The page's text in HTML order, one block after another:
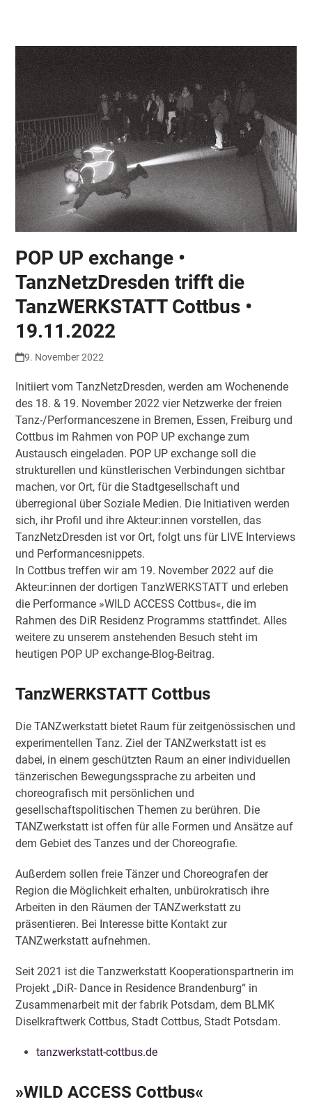
menu
menu
POP UP exchange •
TanzNetzDresden trifft die
TanzWERKSTATT Cottbus •
19.11.2022
9. November 2022
Initiiert vom TanzNetzDresden, werden am Wochenende
des 18. & 19. November 2022 vier Netzwerke der freien
Tanz-/Performanceszene in Bremen, Essen, Freiburg und
Cottbus im Rahmen von POP UP exchange zum
Austausch eingeladen. POP UP exchange soll die
strukturellen und künstlerischen Verbindungen sichtbar
machen, vor Ort, für die Stadtgesellschaft und
überregional über Soziale Medien. Die Initiativen werden
sich, ihr Profil und ihre Akteur:innen vorstellen, das
TanzNetzDresden ist vor Ort, folgt uns für LIVE Interviews
und Performancesnippets.
In Cottbus treffen wir am 19. November 2022 auf die
Akteur:innen der dortigen TanzWERKSTATT und erleben
die Performance »WILD ACCESS Cottbus«, die im
Rahmen des DiR Residenz Programms stattfindet. Alles
weitere zu unserem anstehenden Besuch steht im
heutigen POP UP exchange-Blog-Beitrag.
TanzWERKSTATT Cottbus
Die TANZwerkstatt bietet Raum für zeitgenössischen und
experimentellen Tanz. Ziel der TANZwerkstatt ist es
dabei, in einem geschützten Raum an einer individuellen
tänzerischen Bewegungssprache zu arbeiten und
choreografisch mit persönlichen und
gesellschaftspolitischen Themen zu berühren. Die
TANZwerkstatt ist offen für alle Formen und Ansätze auf
dem Gebiet des Tanzes und der Choreografie.
Außerdem sollen freie Tänzer und Choreografen der
Region die Möglichkeit erhalten, unbürokratisch ihre
Arbeiten in den Räumen der TANZwerkstatt zu
präsentieren. Bei Interesse bitte Kontakt zur
TANZwerkstatt aufnehmen.
Seit 2021 ist die Tanzwerkstatt Kooperationspartnerin im
Projekt „DiR- Dance in Residence Brandenburg“ in
Zusammenarbeit mit der fabrik Potsdam, dem BLMK
Diselkraftwerk Cottbus, Stadt Cottbus, Stadt Potsdam.
tanzwerkstatt-cottbus.de
»WILD ACCESS Cottbus«